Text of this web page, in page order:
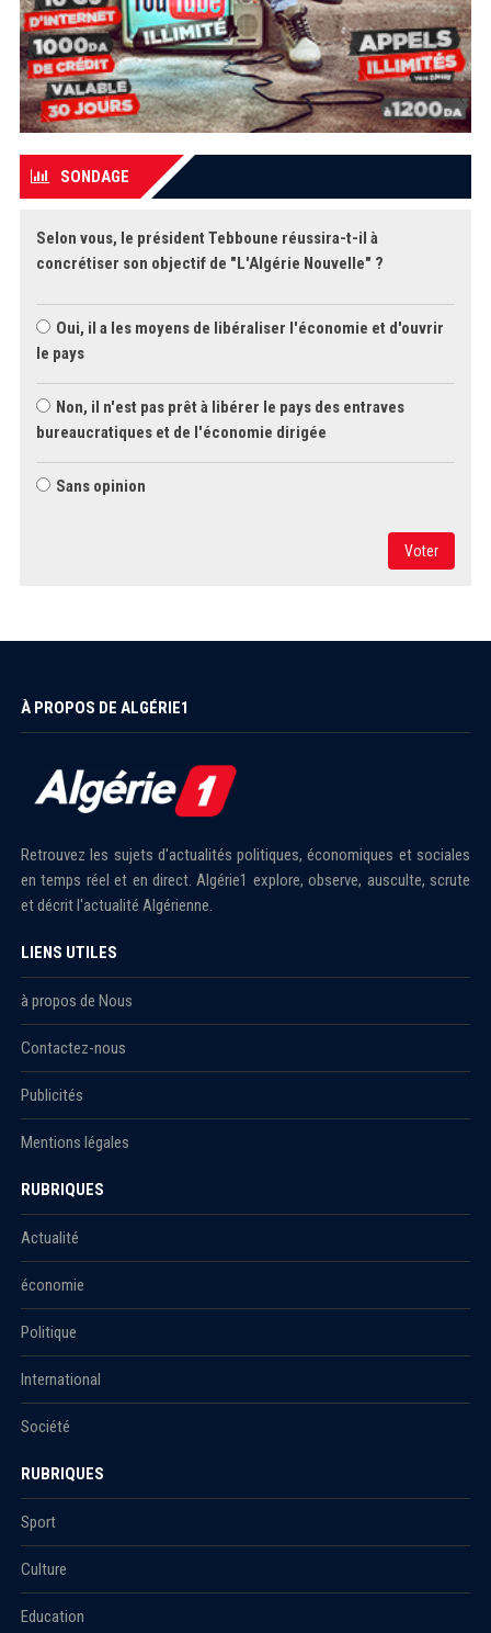
SONDAGE
Selon vous, le président Tebboune réussira-t-il à
concrétiser son objectif de "L'Algérie Nouvelle" ?
Oui, il a les moyens de libéraliser l'économie et d'ouvrir
le pays
Non, il n'est pas prêt à libérer le pays des entraves
bureaucratiques et de l'économie dirigée
Sans opinion
Voter
À PROPOS DE ALGÉRIE1
Retrouvez les sujets d'actualités politiques, économiques et sociales
en temps réel et en direct. Algérie1 explore, observe, ausculte, scrute
et décrit l'actualité Algérienne.
LIENS UTILES
à propos de Nous
Contactez-nous
Publicités
Mentions légales
RUBRIQUES
Actualité
économie
Politique
International
Société
RUBRIQUES
Sport
Culture
Education